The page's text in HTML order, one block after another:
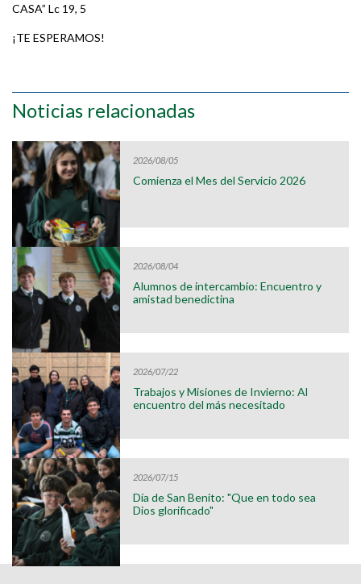
CASA” Lc 19, 5
¡TE ESPERAMOS!
Noticias relacionadas
2026/08/05
Comienza el Mes del Servicio 2026
2026/08/04
Alumnos de intercambio: Encuentro y
amistad benedictina
2026/07/22
Trabajos y Misiones de Invierno: Al
encuentro del más necesitado
2026/07/15
Día de San Benito: "Que en todo sea
Dios glorificado"